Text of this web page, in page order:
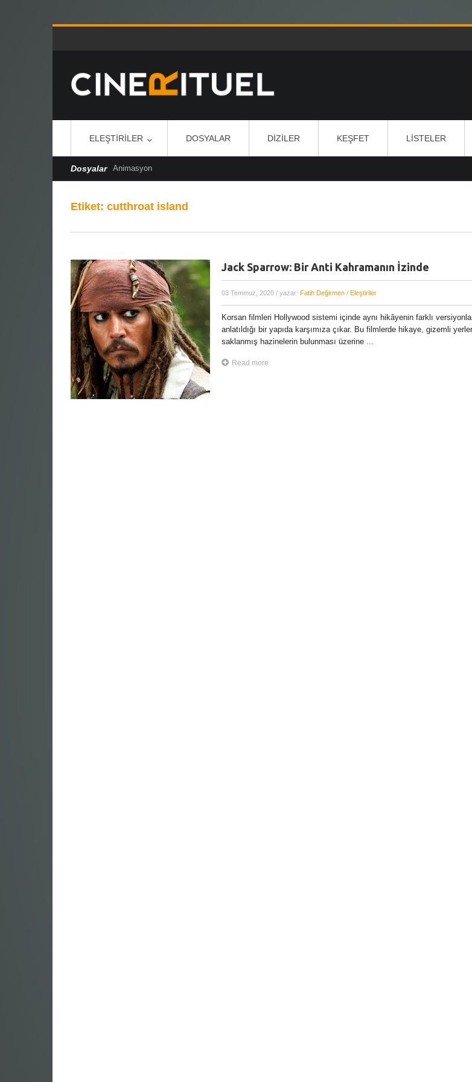
ELEŞTIRILER DOSYALAR DIZILER KEŞFET LISTELER
Dosyalar Animasyon
Etiket: cutthroat island
Jack Sparrow: Bir Anti Kahramanın İzinde
03 Temmuz, 2020 / yazar: Fatih Değirmen/ Eleştiriler
Korsan filmleri Hollywood sistemi içinde aynı hikâyenin farklı
anlatıldığı bir yapıda karşımıza çıkar. Bu filmlerde hikaye, gizemli
saklanmış hazinelerin bulunması üzerine ...
Read more